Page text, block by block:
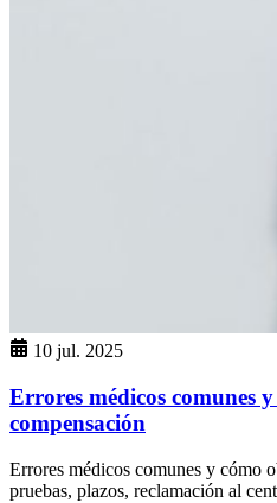
10 jul. 2025
Errores médicos comunes
compensación
Errores médicos comunes y cómo
pruebas, plazos, reclamación al